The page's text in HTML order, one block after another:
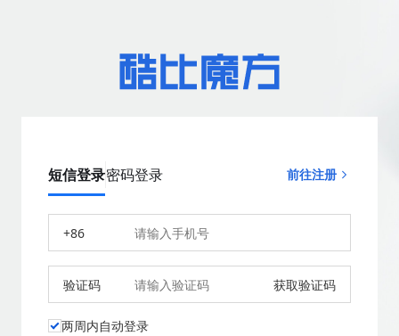
短信登录密码登录 前往注册
+86
验证码 获取验证码
两周内自动登录